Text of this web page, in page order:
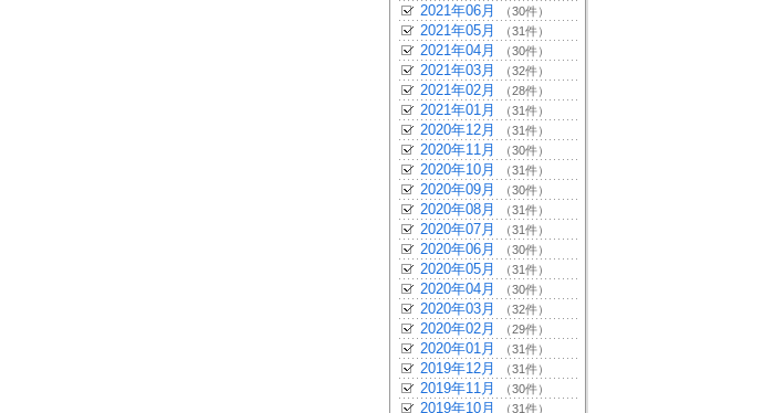
2021年06月 （30件）
2021年05月 （31件）
2021年04月 （30件）
2021年03月 （32件）
2021年02月 （28件）
2021年01月 （31件）
2020年12月 （31件）
2020年11月 （30件）
2020年10月 （31件）
2020年09月 （30件）
2020年08月 （31件）
2020年07月 （31件）
2020年06月 （30件）
2020年05月 （31件）
2020年04月 （30件）
2020年03月 （32件）
2020年02月 （29件）
2020年01月 （31件）
2019年12月 （31件）
2019年11月 （30件）
2019年10月 （31件）